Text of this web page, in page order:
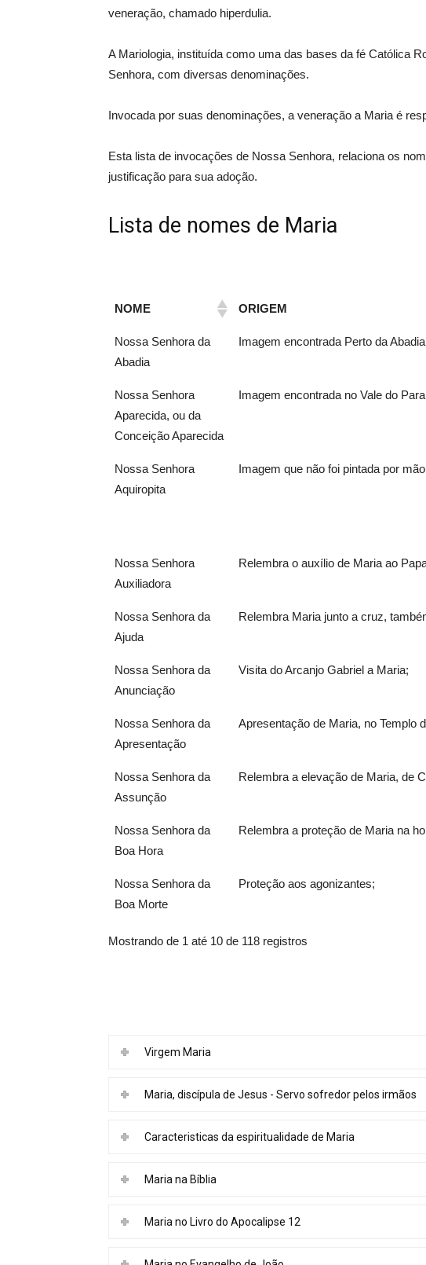
veneração, chamado hiperdulia.
A Mariologia, instituída como uma das bases da fé Católica
Senhora, com diversas denominações.
Invocada por suas denominações, a veneração a Maria é
Esta lista de invocações de Nossa Senhora, relaciona os
justificação para sua adoção.
Lista de nomes de Maria
NOME ORIGEM
Nossa Senhora da
Abadia
Imagem encontrada Perto da
Nossa Senhora
Aparecida, ou da
Conceição Aparecida
Imagem encontrada no Vale do
Nossa Senhora
Aquiropita
Imagem que não foi pintada por
Nossa Senhora
Auxiliadora
Relembra o auxílio de Maria ao
Nossa Senhora da
Ajuda
Relembra Maria junto a cruz,
Nossa Senhora da
Anunciação
Visita do Arcanjo Gabriel a Maria;
Nossa Senhora da
Apresentação
Apresentação de Maria, no Templo
Nossa Senhora da
Assunção
Relembra a elevação de Maria, de
Nossa Senhora da
Boa Hora
Relembra a proteção de Maria na
Nossa Senhora da
Boa Morte
Proteção aos agonizantes;
Mostrando de 1 até 10 de 118 registros
Virgem Maria
Maria, discípula de Jesus - Servo sofredor pelos irmãos
Caracteristicas da espiritualidade de Maria
Maria na Bíblia
Maria no Livro do Apocalipse 12